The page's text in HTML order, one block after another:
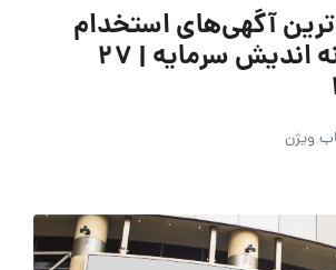
آگهی‌های استخدام
هلدینگ یگانه اندیش سرمایه | ۲۷
ویژن